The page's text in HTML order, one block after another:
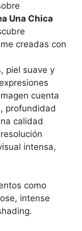
Una Chica
creadas con
piel suave y
cuenta
profundidad
calidad
intensa,
como
intense